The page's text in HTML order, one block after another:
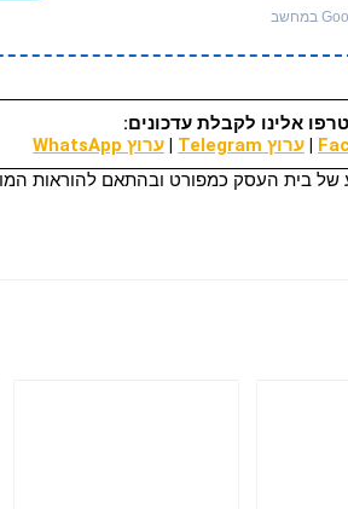
אלינו לקבלת עדכונים:
| ערוץ Telegram | ערוץ WhatsApp
של בית העסק כמפורט ובהתאם להוראות